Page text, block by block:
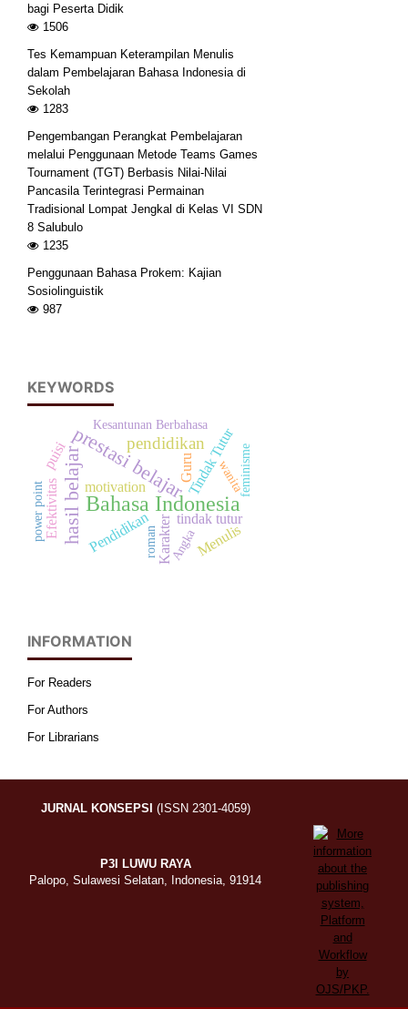
bagi Peserta Didik
1506
Tes Kemampuan Keterampilan Menulis
dalam Pembelajaran Bahasa Indonesia di
Sekolah
1283
Pengembangan Perangkat Pembelajaran
melalui Penggunaan Metode Teams Games
Tournament (TGT) Berbasis Nilai-Nilai
Pancasila Terintegrasi Permainan
Tradisional Lompat Jengkal di Kelas VI SDN
8 Salubulo
1235
Penggunaan Bahasa Prokem: Kajian
Sosiolinguistik
987
KEYWORDS
Bahasa Indonesia
prestasi belajar
hasil belajar
pendidikanTindak Tutur
tindak tutur
Karakter
Pendidikan
motivation
puisi
Efektivitas
Guru
Menulis
roman
power point
Angka
Kesantunan Berbahasa
wanitafeminisme
INFORMATION
For Readers
For Authors
For Librarians
JURNAL KONSEPSI (ISSN 2301-4059)
P3I LUWU RAYA
Palopo, Sulawesi Selatan, Indonesia, 91914